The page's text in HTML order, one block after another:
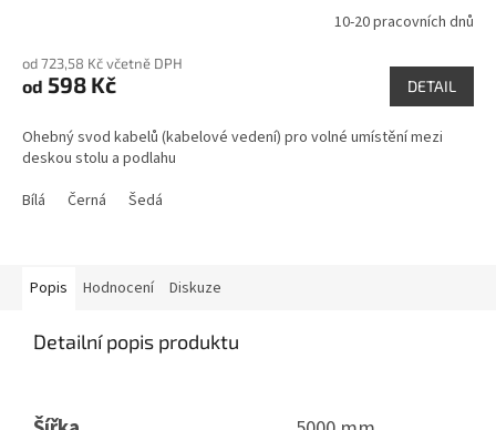
10-20 pracovních dnů
od 723,58 Kč včetně DPH
od 598 Kč DETAIL
Ohebný svod kabelů (kabelové vedení) pro volné umístění mezi
deskou stolu a podlahu
Bílá
Černá Šedá
Popis Hodnocení Diskuze
Detailní popis produktu